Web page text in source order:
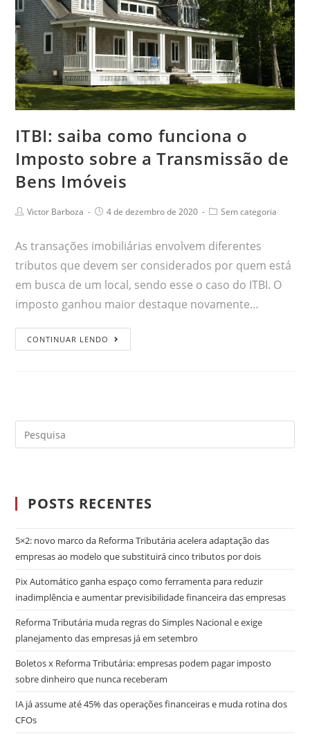
ITBI: saiba como funciona o
Imposto sobre a Transmissão de
Bens Imóveis
Victor Barboza 4 de dezembro de 2020 Sem categoria
As transações imobiliárias envolvem diferentes
tributos que devem ser considerados por quem está
em busca de um local, sendo esse o caso do ITBI. O
imposto ganhou maior destaque novamente…
CONTINUAR LENDO
POSTS RECENTES
5×2: novo marco da Reforma Tributária acelera adaptação das
empresas ao modelo que substituirá cinco tributos por dois
Pix Automático ganha espaço como ferramenta para reduzir
inadimplência e aumentar previsibilidade financeira das empresas
Reforma Tributária muda regras do Simples Nacional e exige
planejamento das empresas já em setembro
Boletos x Reforma Tributária: empresas podem pagar imposto
sobre dinheiro que nunca receberam
IA já assume até 45% das operações financeiras e muda rotina dos
CFOs